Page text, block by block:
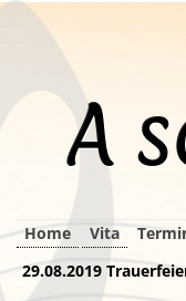
A
Navigation
überspringen
Home Vita
29.08.2019